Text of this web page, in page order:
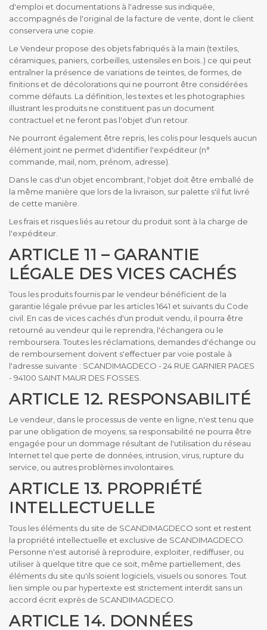
d'emploi et documentations à l'adresse sus indiquée,
accompagnés de l'original de la facture de vente, dont le client
conservera une copie.
Le Vendeur propose des objets fabriqués à la main (textiles,
céramiques, paniers, corbeilles, ustensiles en bois..) ce qui peut
entraîner la présence de variations de teintes, de formes, de
finitions et de décolorations qui ne pourront être considérées
comme défauts. La définition, les textes et les photographies
illustrant les produits ne constituent pas un document
contractuel et ne feront pas l'objet d'un retour.
Ne pourront également être repris, les colis pour lesquels aucun
élément joint ne permet d'identifier l'expéditeur (n°
commande, mail, nom, prénom, adresse).
Dans le cas d'un objet encombrant, l'objet doit être emballé de
la même manière que lors de la livraison, sur palette s'il fut livré
de cette manière.
Les frais et risques liés au retour du produit sont à la charge de
l'expéditeur.
ARTICLE 11 – GARANTIE
LÉGALE DES VICES CACHÉS
Tous les produits fournis par le vendeur bénéficient de la
garantie légale prévue par les articles 1641 et suivants du Code
civil. En cas de vices cachés d'un produit vendu, il pourra être
retourné au vendeur qui le reprendra, l'échangera ou le
remboursera. Toutes les réclamations, demandes d'échange ou
de remboursement doivent s'effectuer par voie postale à
l'adresse suivante : SCANDIMAGDECO - 24 RUE GARNIER PAGES
- 94100 SAINT MAUR DES FOSSES.
ARTICLE 12. RESPONSABILITÉ
Le vendeur, dans le processus de vente en ligne, n'est tenu que
par une obligation de moyens; sa responsabilité ne pourra être
engagée pour un dommage résultant de l'utilisation du réseau
Internet tel que perte de données, intrusion, virus, rupture du
service, ou autres problèmes involontaires.
ARTICLE 13. PROPRIÉTÉ
INTELLECTUELLE
Tous les éléments du site de SCANDIMAGDECO sont et restent
la propriété intellectuelle et exclusive de SCANDIMAGDECO.
Personne n'est autorisé à reproduire, exploiter, rediffuser, ou
utiliser à quelque titre que ce soit, même partiellement, des
éléments du site qu'ils soient logiciels, visuels ou sonores. Tout
lien simple ou par hypertexte est strictement interdit sans un
accord écrit exprès de SCANDIMAGDECO.
ARTICLE 14. DONNÉES